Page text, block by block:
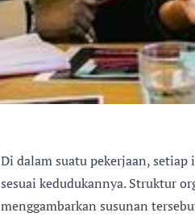
Di dalam suatu pekerjaan,
sesuai kedudukannya. Struktur
menggambarkan susunan